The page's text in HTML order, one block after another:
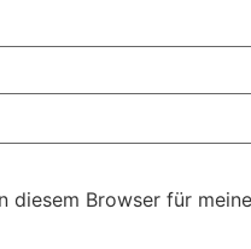
diesem Browser für